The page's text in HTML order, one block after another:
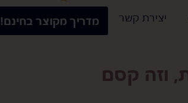
יצירת קשר מדריך מקוצר בחינם!
וזה קסם